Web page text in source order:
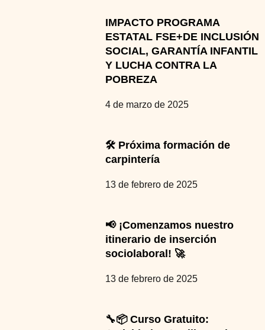
IMPACTO PROGRAMA
ESTATAL FSE+DE INCLUSIÓN
SOCIAL, GARANTÍA INFANTIL
Y LUCHA CONTRA LA
POBREZA
4 de marzo de 2025
🛠️ Próxima formación de
carpintería
13 de febrero de 2025
📢 ¡Comenzamos nuestro
itinerario de inserción
sociolaboral! 🚀
13 de febrero de 2025
🔧📦 Curso Gratuito: